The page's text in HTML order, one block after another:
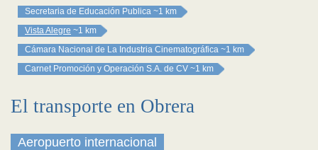
Secretaria de Educación Publica ~1 km
Vista Alegre ~1 km
Cámara Nacional de La Industria Cinematográfica ~1 km
Carnet Promoción y Operación S.A. de CV ~1 km
El transporte en Obrera
Aeropuerto internacional